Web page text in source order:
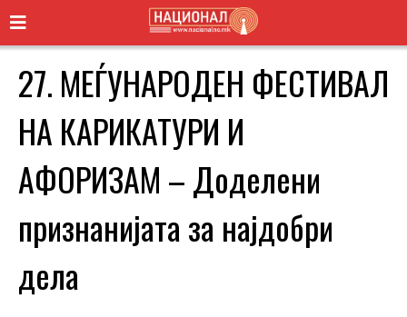
27. МЕЃУНАРОДЕН ФЕСТИВАЛ
НА КАРИКАТУРИ И
АФОРИЗАМ – Доделени
признанијата за најдобри
дела